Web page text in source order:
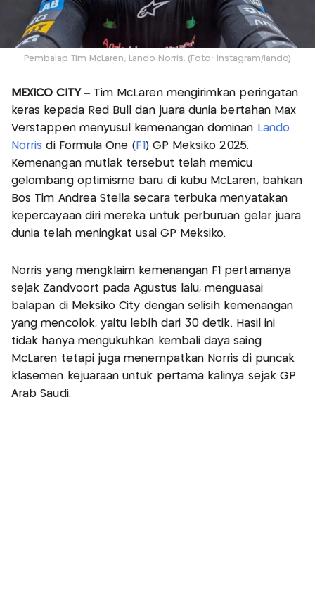
Pembalap Tim McLaren, Lando Norris. (Foto: Instagram/lando)
MEXICO CITY– Tim McLaren mengirimkan peringatan
keras kepada Red Bull dan juara dunia bertahan Max
Verstappen menyusul kemenangan dominan Lando
Norris di Formula One ( F1) GP Meksiko 2025.
Kemenangan mutlak tersebut telah memicu
gelombang optimisme baru di kubu McLaren, bahkan
Bos Tim Andrea Stella secara terbuka menyatakan
kepercayaan diri mereka untuk perburuan gelar juara
dunia telah meningkat usai GP Meksiko.
Norris yang mengklaim kemenangan F1 pertamanya
sejak Zandvoort pada Agustus lalu, menguasai
balapan di Meksiko City dengan selisih kemenangan
yang mencolok, yaitu lebih dari 30 detik. Hasil ini
tidak hanya mengukuhkan kembali daya saing
McLaren tetapi juga menempatkan Norris di puncak
klasemen kejuaraan untuk pertama kalinya sejak GP
Arab Saudi.